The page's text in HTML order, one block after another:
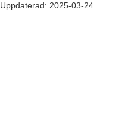
Uppdaterad: 2025-03-24